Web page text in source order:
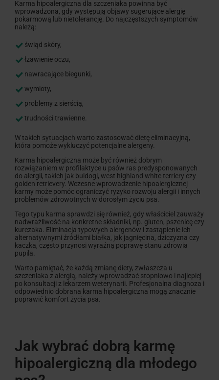
Karma hipoalergiczna dla szczeniaka powinna być
wprowadzona, gdy występują objawy sugerujące alergię
pokarmową lub nietolerancję. Do najczęstszych symptomów
należą:
świąd skóry,
łzawienie oczu,
nawracające biegunki,
wymioty,
problemy z sierścią,
trudności trawienne.
W takich sytuacjach warto zastosować dietę eliminacyjną,
która pomoże wykluczyć potencjalne alergeny.
Karma hipoalergiczna może być również dobrym
rozwiązaniem w profilaktyce u psów ras predysponowanych
do alergii, takich jak buldogi, west highland white terriery czy
golden retrievery. Wczesne wprowadzenie hipoalergicznej
karmy może pomóc ograniczyć ryzyko rozwoju alergii i innych
problemów zdrowotnych w dorosłym życiu psa.
Tego typu karma sprawdzi się również, gdy właściciel zauważy
nadwrażliwość na konkretne składniki, np. gluten, pszenicę czy
kurczaka. Eliminacja typowych alergenów i zastąpienie ich
alternatywnymi źródłami białka, jak jagnięcina, dziczyzna czy
kaczka, często przynosi wyraźną poprawę stanu zdrowia
pupila.
Warto pamiętać, że każdą zmianę diety, zwłaszcza u
szczeniaka z alergią, należy wprowadzać stopniowo i najlepiej
po konsultacji z lekarzem weterynarii. Profesjonalna diagnoza i
odpowiednio dobrana karma hipoalergiczna mogą znacznie
poprawić komfort życia psa.
Jak wybrać dobrą karmę
hipoalergiczną dla młodego